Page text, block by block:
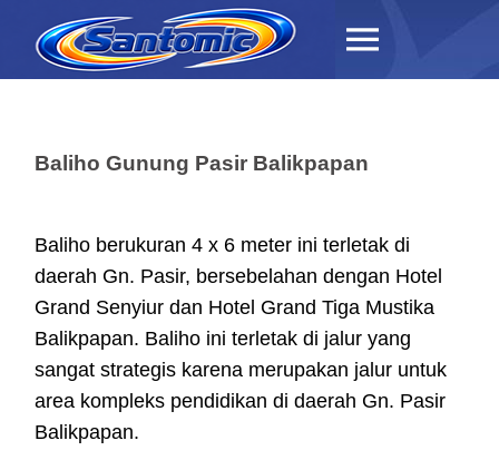
Baliho Gunung Pasir Balikpapan
Baliho berukuran 4 x 6 meter ini terletak di
daerah Gn. Pasir, bersebelahan dengan Hotel
Grand Senyiur dan Hotel Grand Tiga Mustika
Balikpapan. Baliho ini terletak di jalur yang
sangat strategis karena merupakan jalur untuk
area kompleks pendidikan di daerah Gn. Pasir
Balikpapan.